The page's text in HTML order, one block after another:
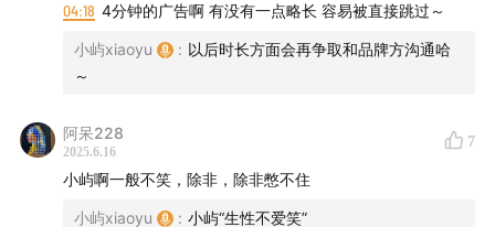
04:18 4分钟的广告啊 有没有一点略长 容易被直接跳过～
小屿xiaoyu : 以后时长方面会再争取和品牌方沟通哈
～
阿呆228
2025.6.16
7
小屿啊一般不笑，除非，除非憋不住
小屿xiaoyu : 小屿“生性不爱笑”